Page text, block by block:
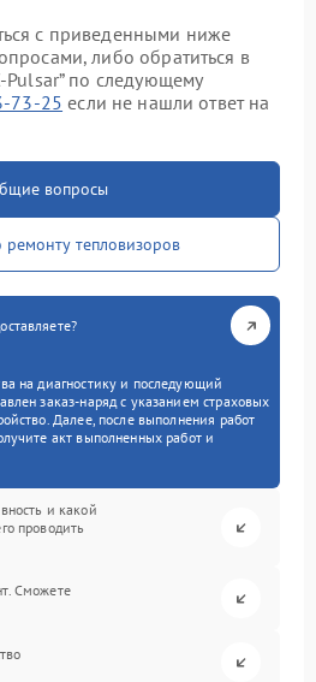
с приведенными ниже
либо обратиться в
Pulsar” по следующему
73-25 если не нашли ответ на
вопросы
тепловизоров
на диагностику и последующий
заказ-наряд с указанием страховых
Далее, после выполнения работ
акт выполненных работ и
и какой
проводить
Сможете